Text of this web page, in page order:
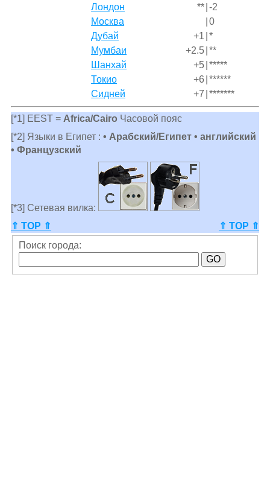
Лондон
** -2
Москва
0
Дубай
+1 *
Мумбаи
+2.5 **
Шанхай
+5 *****
Токио
+6 ******
Сидней
+7 *******
[*1] EEST = Africa/Cairo Часовой пояс
[*2] Языки в Египет : • Арабский/Египет • английский
• Французский
[*3] Сетевая вилка:
⇑ TOP ⇑
⇑ TOP ⇑
Поиск города: